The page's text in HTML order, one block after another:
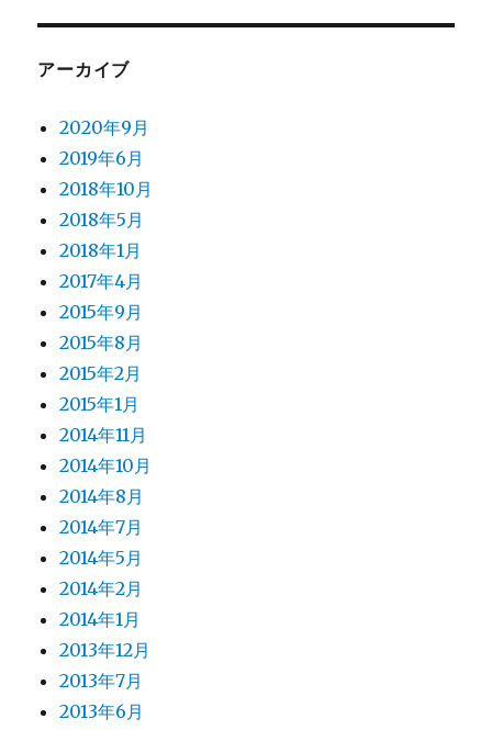
アーカイブ
2020年9月
2019年6月
2018年10月
2018年5月
2018年1月
2017年4月
2015年9月
2015年8月
2015年2月
2015年1月
2014年11月
2014年10月
2014年8月
2014年7月
2014年5月
2014年2月
2014年1月
2013年12月
2013年7月
2013年6月